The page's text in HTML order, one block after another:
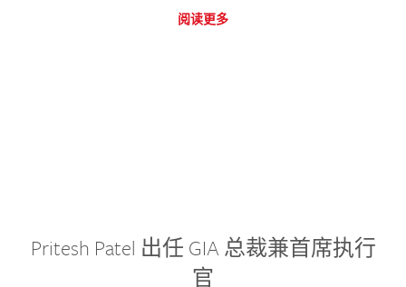
阅读更多
Pritesh Patel 出任 GIA 总裁兼首席执行
官